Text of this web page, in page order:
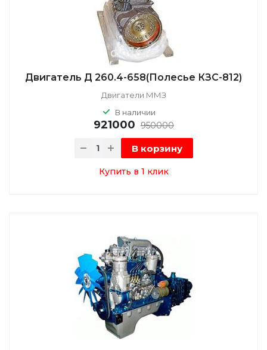
Двигатель Д 260.4-658(Полесье КЗС-812)
Двигатели ММЗ
В наличии
921000 950000
В корзину
Купить в 1 клик